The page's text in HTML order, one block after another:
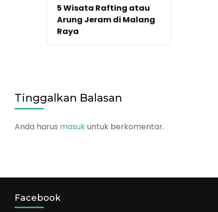
5 Wisata Rafting atau
Arung Jeram di Malang
Raya
Tinggalkan Balasan
Anda harus masukuntuk berkomentar.
Facebook